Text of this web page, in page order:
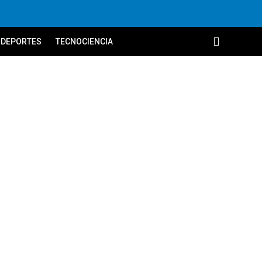
DEPORTES TECNOCIENCIA